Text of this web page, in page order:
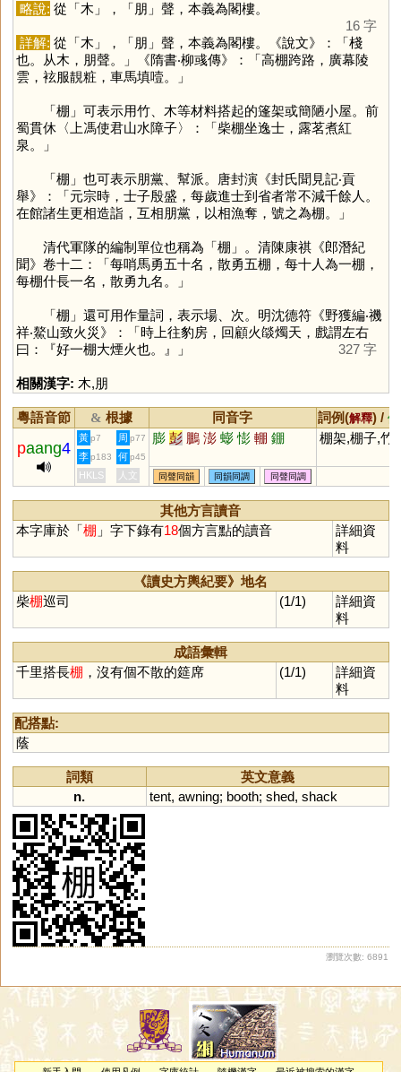
略說: 從「木」，「朋 」聲，本義為閣樓。
16 字
詳解: 從「木」，「朋 」聲，本義為閣樓。《說文》：「棧
也。从木，朋聲。」《隋書‧柳彧傳》：「高棚跨路，廣幕陵
雲，袨服靚粧，車馬填噎。」
「棚 」可表示用竹、木等材料搭起的篷架或簡陋小屋。前
蜀貫休〈上馮使君山水障子〉：「柴棚坐逸士，露茗煮紅
泉。」
「棚 」也可表示朋黨、幫派。唐封演《封氏聞見記‧貢
舉》：「元宗時，士子殷盛，每歲進士到省者常不減千餘人。
在館諸生更相造詣，互相朋黨，以相漁奪，號之為棚。」
清代軍隊的編制單位也稱為「棚 」。清陳康祺《郎潛紀
聞》卷十二：「每哨馬勇五十名，散勇五棚，每十人為一棚，
每棚什長一名，散勇九名。」
「棚 」還可用作量詞，表示場、次。明沈德符《野獲編‧禨
祥‧鰲山致火災》：「時上往豹房，回顧火燄燭天，戲謂左右
曰：『好一棚大煙火也。』」
327 字
相關漢字: 木,朋
粵語音節 & 根據 同音字 詞例(解釋) /
paang4
黃 p7 周 p77 膨 彭 鵬 澎 蟛 憉 輣 錋 棚架,棚子,竹
李 p183 何 p45
HKLS 人文 同聲同韻 同韻同調 同聲同調
其他方言讀音
本字庫於「棚 」字下錄有18個方言點的讀音
詳細資
料
《讀史方輿紀要》地名
柴棚巡司 (1/1)
詳細資
料
成語彙輯
千里搭長棚 ，沒有個不散的筵席 (1/1)
詳細資
料
配搭點:
蔭
詞類
英文意義
n.
tent, awning; booth; shed, shack
瀏覽次數: 6891